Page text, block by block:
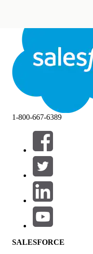
Cerrar Cerrar
Filtros (0)
SELECCIONAR FILTROS
Área de productos
Repercusión de función
1-800-667-6389
SALESFORCE